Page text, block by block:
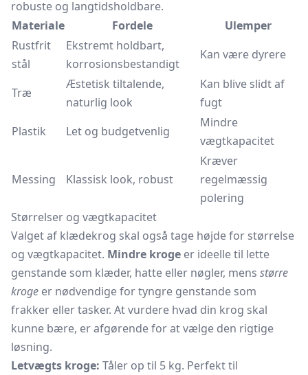
robuste og langtidsholdbare.
Materiale
Fordele
Ulemper
Rustfrit
stål
Ekstremt holdbart,
korrosionsbestandigt
Kan være dyrere
Træ
Æstetisk tiltalende,
naturlig look
Kan blive slidt af
fugt
Plastik
Let og budgetvenlig
Mindre
vægtkapacitet
Messing Klassisk look, robust
Kræver
regelmæssig
polering
Størrelser og vægtkapacitet
Valget af klædekrog skal også tage højde for størrelse
og vægtkapacitet. Mindre kroge er ideelle til lette
genstande som klæder, hatte eller nøgler, mens større
kroge er nødvendige for tyngre genstande som
frakker eller tasker. At vurdere hvad din krog skal
kunne bære, er afgørende for at vælge den rigtige
løsning.
Letvægts kroge: Tåler op til 5 kg. Perfekt til